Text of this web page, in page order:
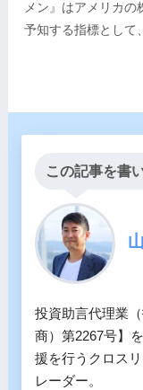
メン』はアメリカの
予知する指標として
この記事を書
投資助言代理業
商）第2267号】
援を行うクロス
レーダー。